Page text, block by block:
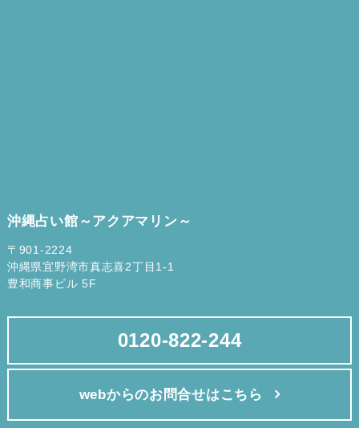
沖縄占い館～アクアマリン～
〒901-2224
沖縄県宜野湾市真志喜2丁目1-1
豊和商事ビル 5F
0120-822-244
webからのお問合せはこちら